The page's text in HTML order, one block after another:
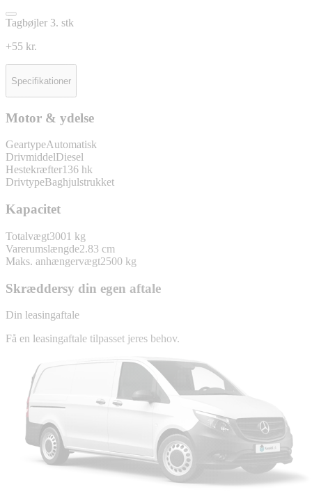
Tagbøjler 3. stk
+55 kr.
Specifikationer
Motor & ydelse
GeartypeAutomatisk
DrivmiddelDiesel
Hestekræfter136 hk
DrivtypeBaghjulstrukket
Kapacitet
Totalvægt3001 kg
Varerumslængde2.83 cm
Maks. anhængervægt2500 kg
Skræddersy din egen aftale
Din leasingaftale
Få en leasingaftale tilpasset jeres behov.